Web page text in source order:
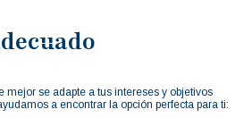
mejor se adapte a tus intereses y objetivos
a encontrar la opción perfecta para ti: